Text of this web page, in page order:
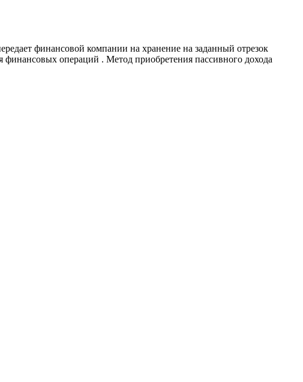
финансовой компании на хранение на заданный отрезок
операций . Метод приобретения пассивного дохода